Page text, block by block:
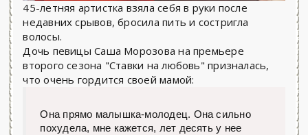
45-летняя артистка взяла себя в руки после
недавних срывов, бросила пить и состригла
волосы.
Дочь певицы Саша Морозова на премьере
второго сезона "Ставки на любовь" призналась,
что очень гордится своей мамой:
Она прямо малышка-молодец. Она сильно
похудела, мне кажется, лет десять у нее